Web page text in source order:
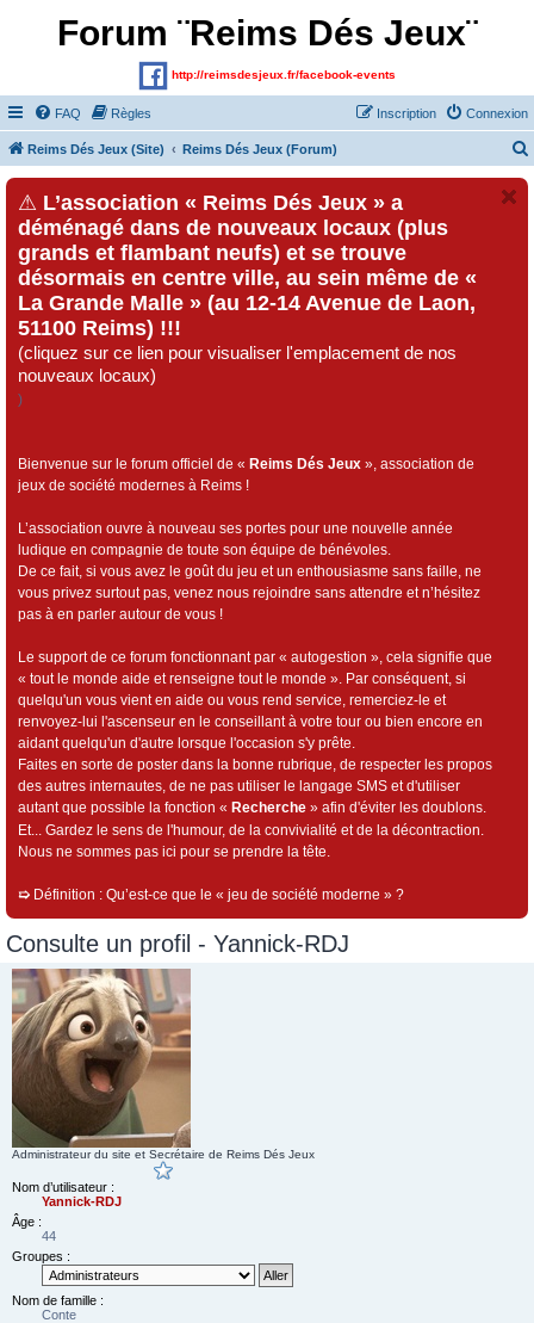
Forum ¨Reims Dés Jeux¨
http://reimsdesjeux.fr/facebook-events
FAQ Règles Connexion
Inscription
Reims Dés Jeux (Site) Reims Dés Jeux (Forum)
⚠ L’association « Reims Dés Jeux » a
déménagé dans de nouveaux locaux (plus
grands et flambant neufs) et se trouve
désormais en centre ville, au sein même de «
La Grande Malle » (au 12-14 Avenue de Laon,
51100 Reims) !!!
(cliquez sur ce lien pour visualiser l'emplacement de nos
nouveaux locaux)
)
Bienvenue sur le forum officiel de « Reims Dés Jeux », association de
jeux de société modernes à Reims !
L’association ouvre à nouveau ses portes pour une nouvelle année
ludique en compagnie de toute son équipe de bénévoles.
De ce fait, si vous avez le goût du jeu et un enthousiasme sans faille, ne
vous privez surtout pas, venez nous rejoindre sans attendre et n’hésitez
pas à en parler autour de vous !
Le support de ce forum fonctionnant par « autogestion », cela signifie que
« tout le monde aide et renseigne tout le monde ». Par conséquent, si
quelqu'un vous vient en aide ou vous rend service, remerciez-le et
renvoyez-lui l'ascenseur en le conseillant à votre tour ou bien encore en
aidant quelqu'un d'autre lorsque l'occasion s'y prête.
Faites en sorte de poster dans la bonne rubrique, de respecter les propos
des autres internautes, de ne pas utiliser le langage SMS et d'utiliser
autant que possible la fonction « Recherche » afin d'éviter les doublons.
Et... Gardez le sens de l'humour, de la convivialité et de la décontraction.
Nous ne sommes pas ici pour se prendre la tête.
➯ Définition : Qu’est-ce que le « jeu de société moderne » ?
Consulte un profil - Yannick-RDJ
Administrateur du site et Secrétaire de Reims Dés Jeux
Nom d’utilisateur :
Yannick-RDJ
Âge :
44
Groupes :
Nom de famille :
Conte